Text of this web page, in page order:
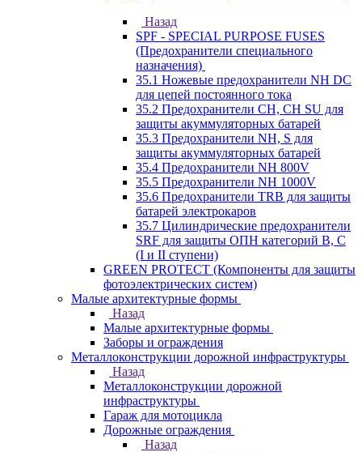
Назад
SPF - SPECIAL PURPOSE FUSES
(Предохранители специального
назначения)
35.1 Ножевые предохранители NH DC
для цепей постоянного тока
35.2 Предохранители CH, CH SU для
защиты акуммуляторных батарей
35.3 Предохранители NH, S для
защиты акуммуляторных батарей
35.4 Предохранители NH 800V
35.5 Предохранители NH 1000V
35.6 Предохранители TRB для защиты
батарей электрокаров
35.7 Цилиндрические предохранители
SRF для защиты ОПН категорий B, C
(I и II ступени)
GREEN PROTECT (Компоненты для защиты
фотоэлектрических систем)
Малые архитектурные формы
Назад
Малые архитектурные формы
Заборы и ограждения
Металлоконструкции дорожной инфраструктуры
Назад
Металлоконструкции дорожной
инфраструктуры
Гараж для мотоцикла
Дорожные ограждения
Назад